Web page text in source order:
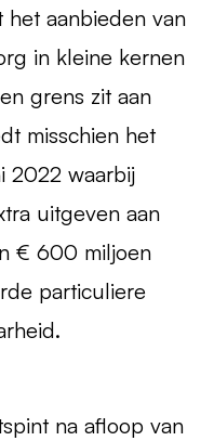
het aanbieden van
in kleine kernen
grens zit aan
misschien het
2022 waarbij
uitgeven aan
€ 600 miljoen
particuliere
na afloop van